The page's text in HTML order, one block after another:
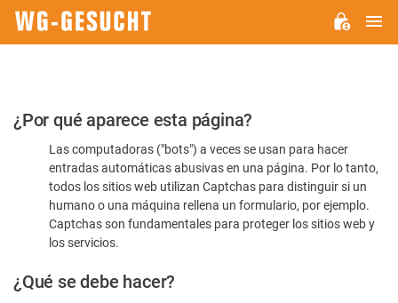
Por
favor,
confirme
humano
¿Por qué aparece esta página?
Las computadoras ("bots") a veces se usan para hacer
entradas automáticas abusivas en una página. Por lo tanto,
todos los sitios web utilizan Captchas para distinguir si un
humano o una máquina rellena un formulario, por ejemplo.
Captchas son fundamentales para proteger los sitios web y
los servicios.
¿Qué se debe hacer?